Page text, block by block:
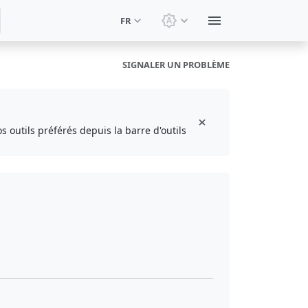
FR Changer le thème:
SIGNALER UN PROBLÈME
outils préférés depuis la barre d'outils